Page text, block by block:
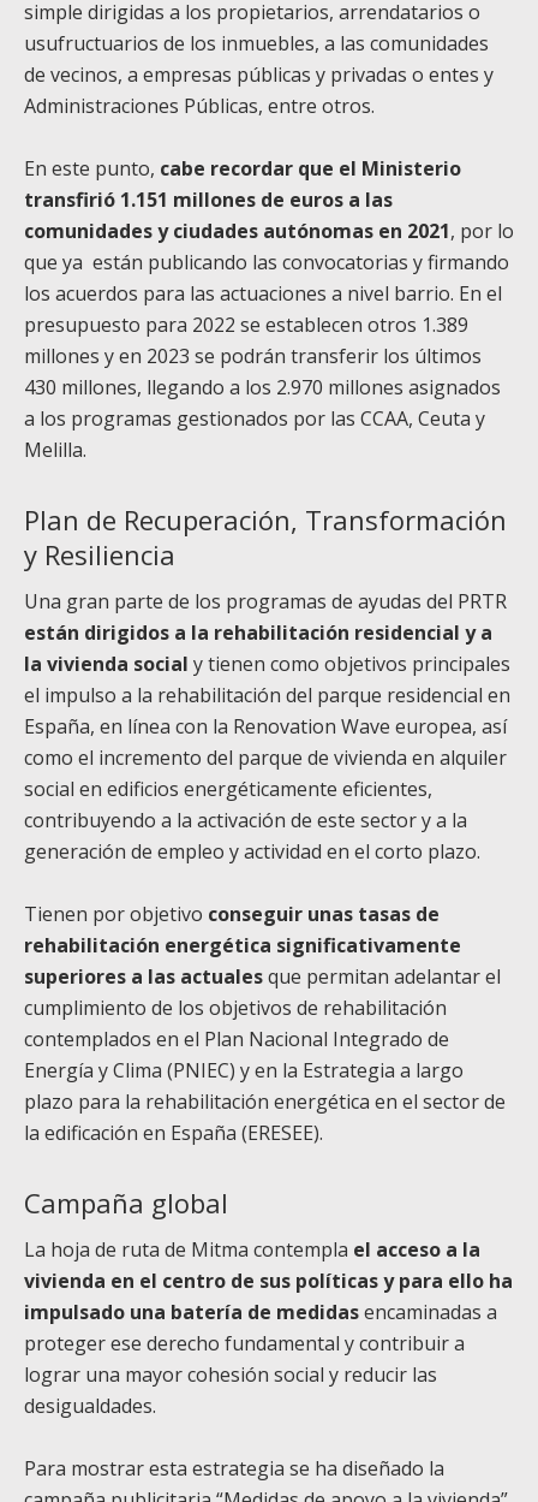
simple dirigidas a los propietarios, arrendatarios o
usufructuarios de los inmuebles, a las comunidades
de vecinos, a empresas públicas y privadas o entes y
Administraciones Públicas, entre otros.
En este punto, cabe recordar que el Ministerio
transfirió 1.151 millones de euros a las
comunidades y ciudades autónomas en 2021, por lo
que ya están publicando las convocatorias y firmando
los acuerdos para las actuaciones a nivel barrio. En el
presupuesto para 2022 se establecen otros 1.389
millones y en 2023 se podrán transferir los últimos
430 millones, llegando a los 2.970 millones asignados
a los programas gestionados por las CCAA, Ceuta y
Melilla.
Plan de Recuperación, Transformación
y Resiliencia
Una gran parte de los programas de ayudas del PRTR
están dirigidos a la rehabilitación residencial y a
la vivienda social y tienen como objetivos principales
el impulso a la rehabilitación del parque residencial en
España, en línea con la Renovation Wave europea, así
como el incremento del parque de vivienda en alquiler
social en edificios energéticamente eficientes,
contribuyendo a la activación de este sector y a la
generación de empleo y actividad en el corto plazo.
Tienen por objetivo conseguir unas tasas de
rehabilitación energética significativamente
superiores a las actualesque permitan adelantar el
cumplimiento de los objetivos de rehabilitación
contemplados en el Plan Nacional Integrado de
Energía y Clima (PNIEC) y en la Estrategia a largo
plazo para la rehabilitación energética en el sector de
la edificación en España (ERESEE).
Campaña global
La hoja de ruta de Mitma contempla el acceso a la
vivienda en el centro de sus políticas y para ello ha
impulsado una batería de medidasencaminadas a
proteger ese derecho fundamental y contribuir a
lograr una mayor cohesión social y reducir las
desigualdades.
Para mostrar esta estrategia se ha diseñado la